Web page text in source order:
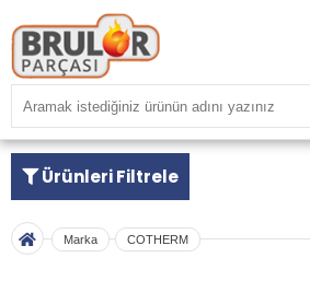
Ürünleri Filtrele
Marka COTHERM